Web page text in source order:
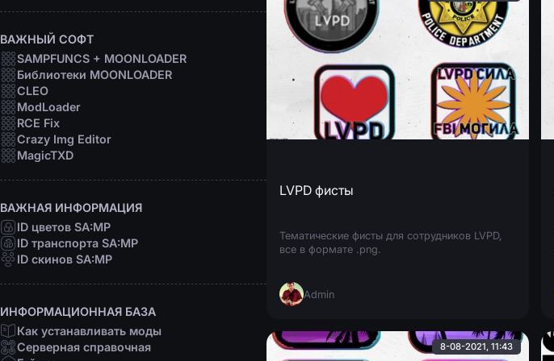
Звуки
Анимации
Шрифты
Прицелы
Радары
Программы
ВАЖНЫЙ СОФТ
SAMPFUNCS + MOONLOADER
Библиотеки MOONLOADER
CLEO
ModLoader
RCE Fix
Crazy Img Editor
MagicTXD
ВАЖНАЯ ИНФОРМАЦИЯ
ID цветов SA:MP
ID транспорта SA:MP
ID скинов SA:MP
ИНФОРМАЦИОННАЯ БАЗА
Как устанавливать моды
Серверная справочная
LVPD фисты
Тематические фисты для сотрудников LVPD,
все в формате .png.
Admin
8-08-2021, 11:43